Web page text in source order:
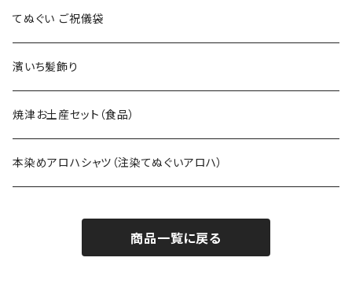
てぬぐい ご祝儀袋
濱いち髪飾り
焼津お土産セット（食品）
本染めアロハシャツ（注染てぬぐいアロハ）
商品一覧に戻る